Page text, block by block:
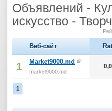
Объявлений -
искусство -
Веб-сайт
1 Market9000.md
market9000.md
1